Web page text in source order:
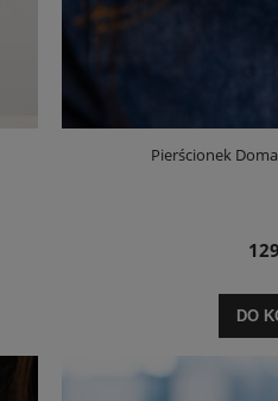
Pierścionek
DO